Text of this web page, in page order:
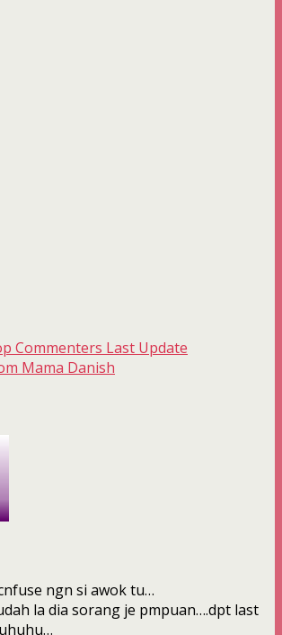
Commenters Last Update
Mama Danish
ngn si awok tu…
la dia sorang je pmpuan….dpt last